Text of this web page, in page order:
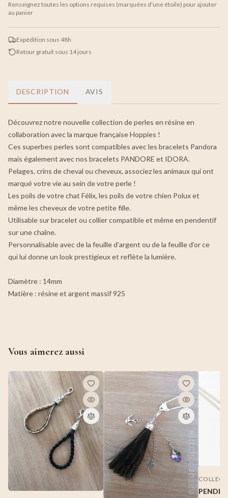
Renseignez toutes les options requises (marquées d'une étoile) pour ajouter
au panier
Expédition sous 48h
Retour gratuit sous 14 jours
DESCRIPTION AVIS
Découvrez notre nouvelle collection de perles en résine en
collaboration avec la marque française Hoppies !
Ces superbes perles sont compatibles avec les bracelets Pandora
mais également avec nos bracelets PANDORE et IDORA.
Pelages, crins de cheval ou cheveux, associez les animaux qui ont
marqué votre vie au sein de votre perle !
Les poils de votre chat Félix, les poils de votre chien Polux et
même les cheveux de votre petite fille.
Utilisable sur bracelet ou collier compatible et même en pendentif
sur une chaîne.
Personnalisable avec de la feuille d’argent ou de la feuille d’or ce
qui lui donne un look prestigieux et reflète la lumière.
Diamètre : 14mm
Matière : résine et argent massif 925
Vous aimerez aussi